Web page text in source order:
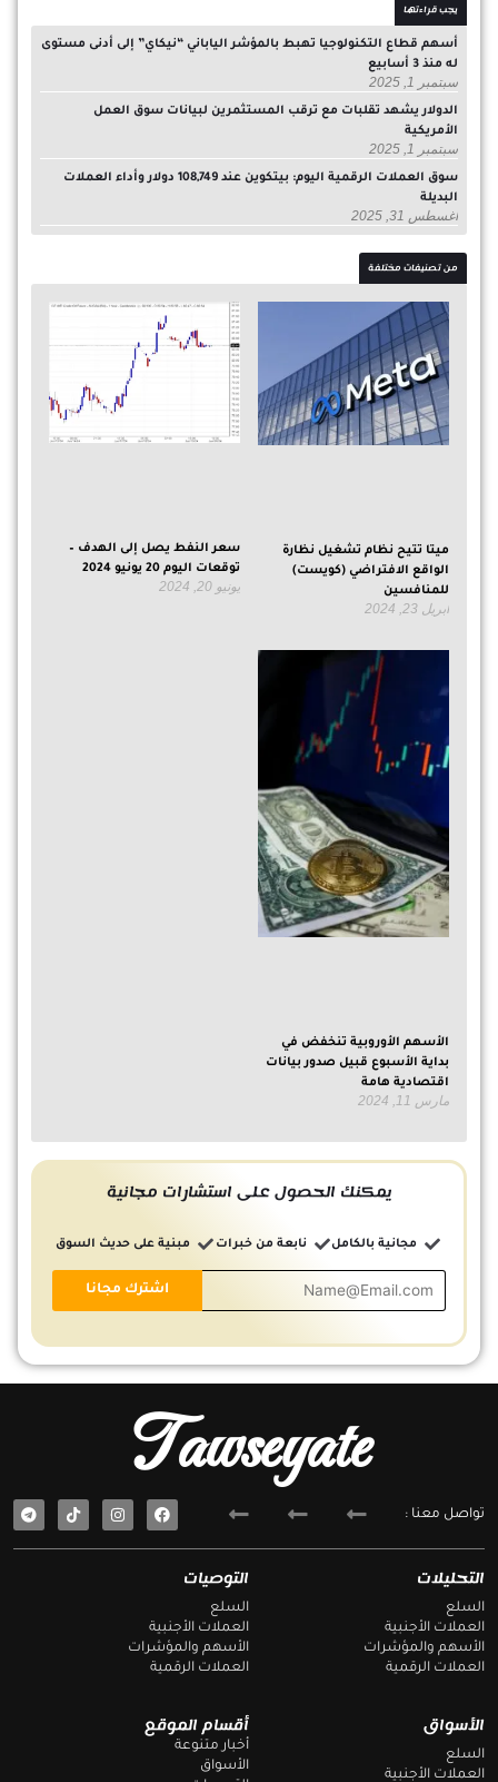
يجب قراءتها
أسهم قطاع التكنولوجيا تهبط بالمؤشر الياباني “نيكاي” إلى أدنى مستوى
له منذ 3 أسابيع
سبتمبر 1, 2025
الدولار يشهد تقلبات مع ترقب المستثمرين لبيانات سوق العمل
الأمريكية
سبتمبر 1, 2025
سوق العملات الرقمية اليوم: بيتكوين عند 108,749 دولار وأداء العملات
البديلة
أغسطس 31, 2025
من تصنيفات مختلفة
ميتا تتيح نظام تشغيل نظارة
الواقع الافتراضي (كويست)
للمنافسين
أبريل 23, 2024
سعر النفط يصل إلى الهدف –
توقعات اليوم 20 يونيو 2024
يونيو 20, 2024
الأسهم الأوروبية تنخفض في
بداية الأسبوع قبيل صدور بيانات
اقتصادية هامة
مارس 11, 2024
يمكنك الحصول على استشارات مجانية
مجانية بالكامل نابعة من خبرات مبنية على حديث السوق
أقسام الموقع
أخبار متنوعة
الأسواق
الأسواق
السلع
العملات الأجنبية
التوصيات
السلع
العملات الأجنبية
الأسهم والمؤشرات
العملات الرقمية
التحليلات
السلع
العملات الأجنبية
الأسهم والمؤشرات
العملات الرقمية
Tawseyate
تواصل معنا :
F
a
e
T
e
e